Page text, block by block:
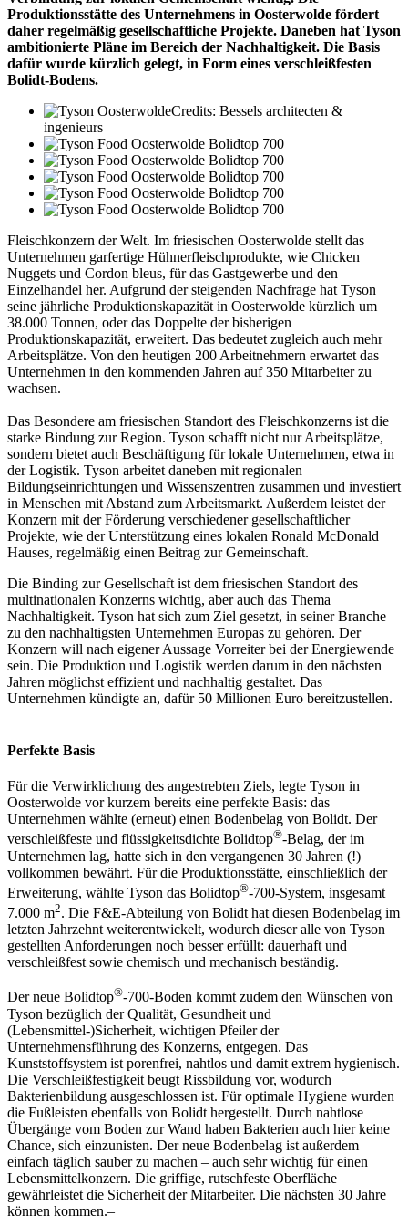
Produktionsstätte des Unternehmens in Oosterwolde fördert
daher regelmäßig gesellschaftliche Projekte. Daneben hat Tyson
ambitionierte Pläne im Bereich der Nachhaltigkeit. Die Basis
dafür wurde kürzlich gelegt, in Form eines verschleißfesten
Bolidt-Bodens.
Credits: Bessels architecten &
ingenieurs
Fleischkonzern der Welt. Im friesischen Oosterwolde stellt das
Unternehmen garfertige Hühnerfleischprodukte, wie Chicken
Nuggets und Cordon bleus, für das Gastgewerbe und den
Einzelhandel her. Aufgrund der steigenden Nachfrage hat Tyson
seine jährliche Produktionskapazität in Oosterwolde kürzlich um
38.000 Tonnen, oder das Doppelte der bisherigen
Produktionskapazität, erweitert. Das bedeutet zugleich auch mehr
Arbeitsplätze. Von den heutigen 200 Arbeitnehmern erwartet das
Unternehmen in den kommenden Jahren auf 350 Mitarbeiter zu
wachsen.
Das Besondere am friesischen Standort des Fleischkonzerns ist die
starke Bindung zur Region. Tyson schafft nicht nur Arbeitsplätze,
sondern bietet auch Beschäftigung für lokale Unternehmen, etwa in
der Logistik. Tyson arbeitet daneben mit regionalen
Bildungseinrichtungen und Wissenszentren zusammen und investiert
in Menschen mit Abstand zum Arbeitsmarkt. Außerdem leistet der
Konzern mit der Förderung verschiedener gesellschaftlicher
Projekte, wie der Unterstützung eines lokalen Ronald McDonald
Hauses, regelmäßig einen Beitrag zur Gemeinschaft.
Die Binding zur Gesellschaft ist dem friesischen Standort des
multinationalen Konzerns wichtig, aber auch das Thema
Nachhaltigkeit. Tyson hat sich zum Ziel gesetzt, in seiner Branche
zu den nachhaltigsten Unternehmen Europas zu gehören. Der
Konzern will nach eigener Aussage Vorreiter bei der Energiewende
sein. Die Produktion und Logistik werden darum in den nächsten
Jahren möglichst effizient und nachhaltig gestaltet. Das
Unternehmen kündigte an, dafür 50 Millionen Euro bereitzustellen.
Perfekte Basis
Für die Verwirklichung des angestrebten Ziels, legte Tyson in
Oosterwolde vor kurzem bereits eine perfekte Basis: das
Unternehmen wählte (erneut) einen Bodenbelag von Bolidt. Der
verschleißfeste und flüssigkeitsdichte Bolidtop®-Belag, der im
Unternehmen lag, hatte sich in den vergangenen 30 Jahren (!)
vollkommen bewährt. Für die Produktionsstätte, einschließlich der
Erweiterung, wählte Tyson das Bolidtop®-700-System, insgesamt
7.000 m2. Die F&E-Abteilung von Bolidt hat diesen Bodenbelag im
letzten Jahrzehnt weiterentwickelt, wodurch dieser alle von Tyson
gestellten Anforderungen noch besser erfüllt: dauerhaft und
verschleißfest sowie chemisch und mechanisch beständig.
Der neue Bolidtop®-700-Boden kommt zudem den Wünschen von
Tyson bezüglich der Qualität, Gesundheit und
(Lebensmittel-)Sicherheit, wichtigen Pfeiler der
Unternehmensführung des Konzerns, entgegen. Das
Kunststoffsystem ist porenfrei, nahtlos und damit extrem hygienisch.
Die Verschleißfestigkeit beugt Rissbildung vor, wodurch
Bakterienbildung ausgeschlossen ist. Für optimale Hygiene wurden
die Fußleisten ebenfalls von Bolidt hergestellt. Durch nahtlose
Übergänge vom Boden zur Wand haben Bakterien auch hier keine
Chance, sich einzunisten. Der neue Bodenbelag ist außerdem
einfach täglich sauber zu machen – auch sehr wichtig für einen
Lebensmittelkonzern. Die griffige, rutschfeste Oberfläche
gewährleistet die Sicherheit der Mitarbeiter. Die nächsten 30 Jahre
können kommen.–